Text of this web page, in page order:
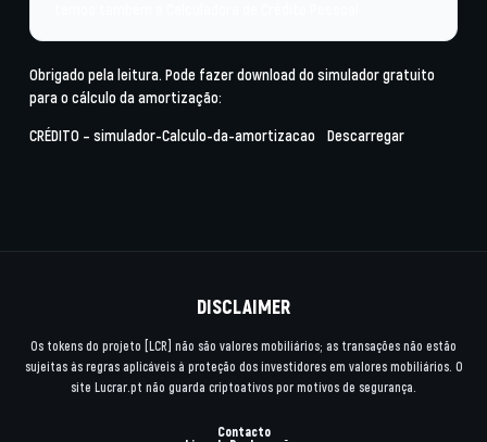
Obrigado pela leitura. Pode fazer download do simulador gratuito
para o cálculo da amortização:
CRÉDITO – simulador-Calculo-da-amortizacao Descarregar
DISCLAIMER
Os tokens do projeto [LCR] não são valores mobiliários; as transações não estão
sujeitas às regras aplicáveis à proteção dos investidores em valores mobiliários. O
site Lucrar.pt não guarda criptoativos por motivos de segurança.
Contacto